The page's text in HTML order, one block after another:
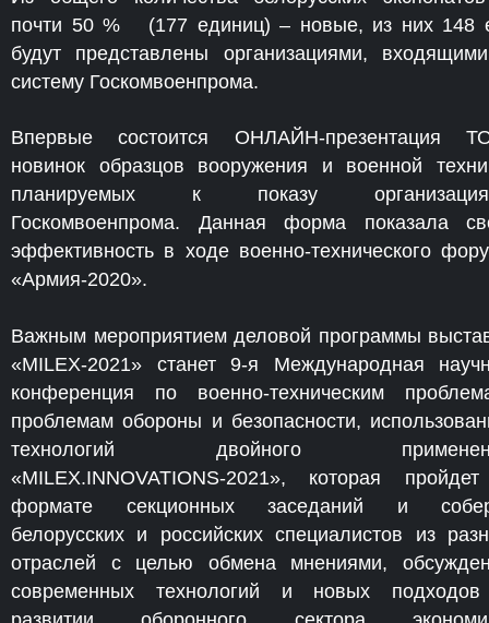
почти 50 % (177 единиц) – новые, из них 148
будут представлены организациями,
систему Госкомвоенпрома.
Впервые состоится ОНЛАЙН-презентация
новинок образцов вооружения и военной
планируемых к показу
Госкомвоенпрома. Данная форма показала
эффективность в ходе военно-технического
«Армия-2020».
Важным мероприятием деловой программы
«MILEX-2021» станет 9-я Международная
конференция по военно-техническим
проблемам обороны и безопасности,
технологий двойного
«MILEX.INNOVATIONS-2021», которая
формате секционных заседаний и
белорусских и российских специалистов из
отраслей с целью обмена мнениями,
современных технологий и новых